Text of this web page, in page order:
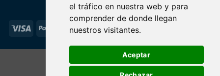
el tráfico en nuestra web y para
comprender de donde llegan
nuestros visitantes.
Aceptar
Visa PayPal Stripe MasterCard